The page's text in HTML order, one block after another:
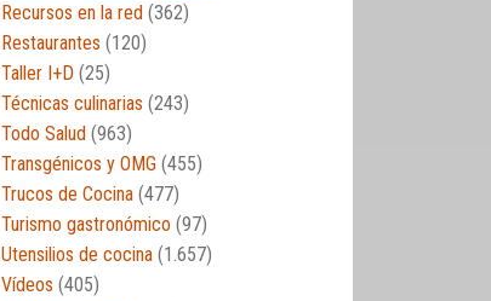
Recursos en la red (362)
Restaurantes (120)
Taller I+D (25)
Técnicas culinarias (243)
Todo Salud (963)
Transgénicos y OMG (455)
Trucos de Cocina (477)
Turismo gastronómico (97)
Utensilios de cocina (1.657)
Vídeos (405)